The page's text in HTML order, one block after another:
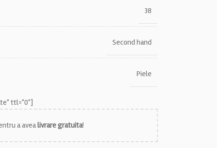
38
Second hand
Piele
ttl="0"]
a avealivrare gratuita!